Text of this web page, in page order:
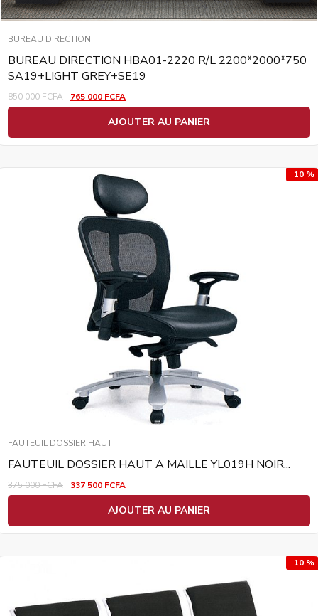
BUREAU DIRECTION
BUREAU DIRECTION HBA01-2220 R/L 2200*2000*750
SA19+LIGHT GREY+SE19
850 000FCFA 765 000 FCFA
AJOUTER AU PANIER
10 %
FAUTEUIL DOSSIER HAUT
FAUTEUIL DOSSIER HAUT A MAILLE YL019H NOIR...
375 000FCFA 337 500 FCFA
AJOUTER AU PANIER
10 %